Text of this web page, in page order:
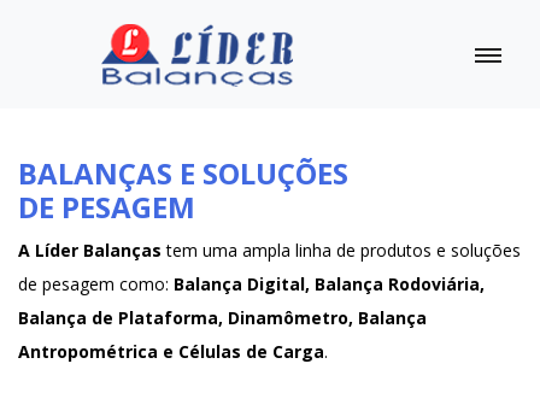
BALANÇAS E SOLUÇÕES
DE PESAGEM
A Líder Balanças tem uma ampla linha de produtos e soluções
de pesagem como: Balança Digital, Balança Rodoviária,
Balança de Plataforma, Dinamômetro, Balança
Antropométrica e Células de Carga.